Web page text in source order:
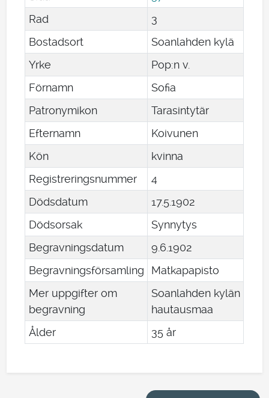
Rad
3
Bostadsort
Soanlahden kylä
Yrke
Pop:n v.
Förnamn
Sofia
Patronymikon
Tarasintytär
Efternamn
Koivunen
Kön
kvinna
Registreringsnummer
4
Dödsdatum
17.5.1902
Dödsorsak
Synnytys
Begravningsdatum
9 61902
Begravningsförsamling
Matkapapisto
Mer uppgifter om
begravning
Soanlahden kylän
hautausmaa
Ålder
35 år